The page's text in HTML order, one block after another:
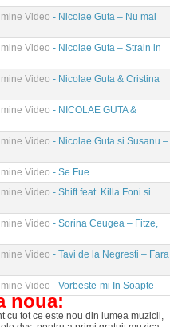
Video - Nicolae Guta – Nu mai
Video - Nicolae Guta – Strain in
Video - Nicolae Guta & Cristina
Video - NICOLAE GUTA &
Video - Nicolae Guta si Susanu –
Video - Se Fue
Video - Shift feat. Killa Foni si
Video - Sorina Ceugea – Fitze,
Video - Tavi de la Negresti – Fara
Video - Vorbeste-mi In Soapte
noua:
cu tot ce este nou din lumea muzicii,